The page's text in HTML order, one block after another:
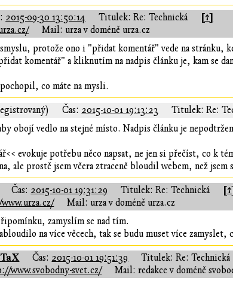
2015-09-30 13:50:14 Titulek: Re: Technická [↑]
Mail: urza v doméně urza.cz
smyslu, protože ono i "přidat komentář" vede na stránku,
komentář" a kliknutím na nadpis článku je, kam se
co máte na mysli.
Čas: 2015-10-01 19:13:23 Titulek: Re:
obojí vedlo na stejné místo. Nadpis článku je
evokuje potřebu něco napsat, ne jen si přečíst, co k
ale prostě jsem včera ztraceně bloudil webem, než
Čas: 2015-10-01 19:31:29 Titulek: Re: Technická [↑]
Mail: urza v doméně urza.cz
zamyslím se nad tím.
na více věcech, tak se budu muset více zamyslet,
Čas: 2015-10-01 19:51:39 Titulek: Re: Technická
www.svobodny-svet.cz/
Mail: redakce v doméně